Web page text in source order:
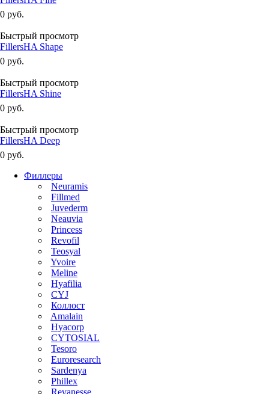
0 руб.
Быстрый просмотр
FillersHA Shape
0 руб.
Быстрый просмотр
FillersHA Shine
0 руб.
Быстрый просмотр
FillersHA Deep
0 руб.
Филлеры
Neuramis
Fillmed
Juvederm
Neauvia
Princess
Revofil
Teosyal
Yvoire
Meline
Hyafilia
CYJ
Коллост
Amalain
Hyacorp
CYTOSIAL
Tesoro
Euroresearch
Sardenya
Phillex
Revanesse